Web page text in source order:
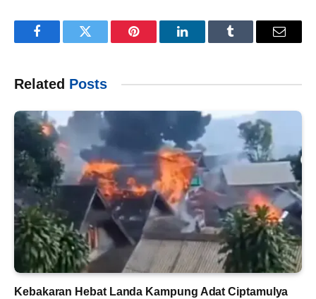
FacebookTwitter Pinterest LinkedInTumblr Email
Related Posts
Kebakaran Hebat Landa Kampung Adat Ciptamulya